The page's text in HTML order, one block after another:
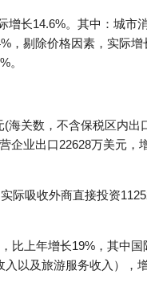
长14.6%。其中：城市
，剔除价格因素，实际
。
关数，不含保税区内
企业出口22628万美元
际吸收外商直接投资
上年增长19%，其中
以及旅游服务收入），增